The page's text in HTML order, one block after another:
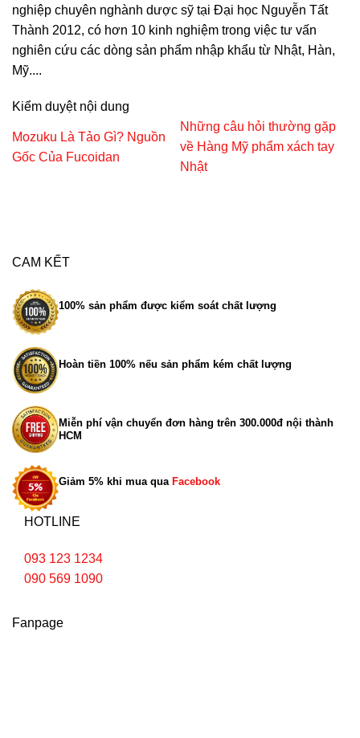
nghiệp chuyên nghành dược sỹ tại Đại học Nguyễn Tất
Thành 2012, có hơn 10 kinh nghiệm trong việc tư vấn
nghiên cứu các dòng sản phẩm nhập khẩu từ Nhật, Hàn,
Mỹ....
Kiểm duyệt nội dung
Mozuku Là Tảo Gì? Nguồn
Gốc Của Fucoidan
Những câu hỏi thường gặp
về Hàng Mỹ phẩm xách tay
Nhật
CAM KẾT
100% sản phẩm được kiểm soát chất lượng
Hoàn tiền 100% nếu sản phẩm kém chất lượng
Miễn phí vận chuyển đơn hàng trên 300.000đ nội thành
HCM
Giảm 5% khi mua qua Facebook
HOTLINE
093 123 1234
090 569 1090
Fanpage